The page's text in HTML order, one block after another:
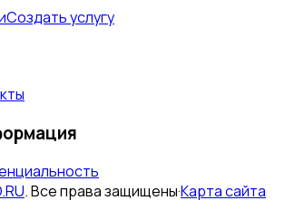
Создать услугу
.Все права защищены·Карта сайта